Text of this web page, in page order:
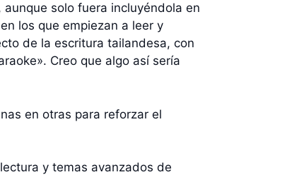
solo fuera incluyéndola en
los que empiezan a leer y
de la escritura tailandesa, con
Creo que algo así sería
en otras para reforzar el
y temas avanzados de